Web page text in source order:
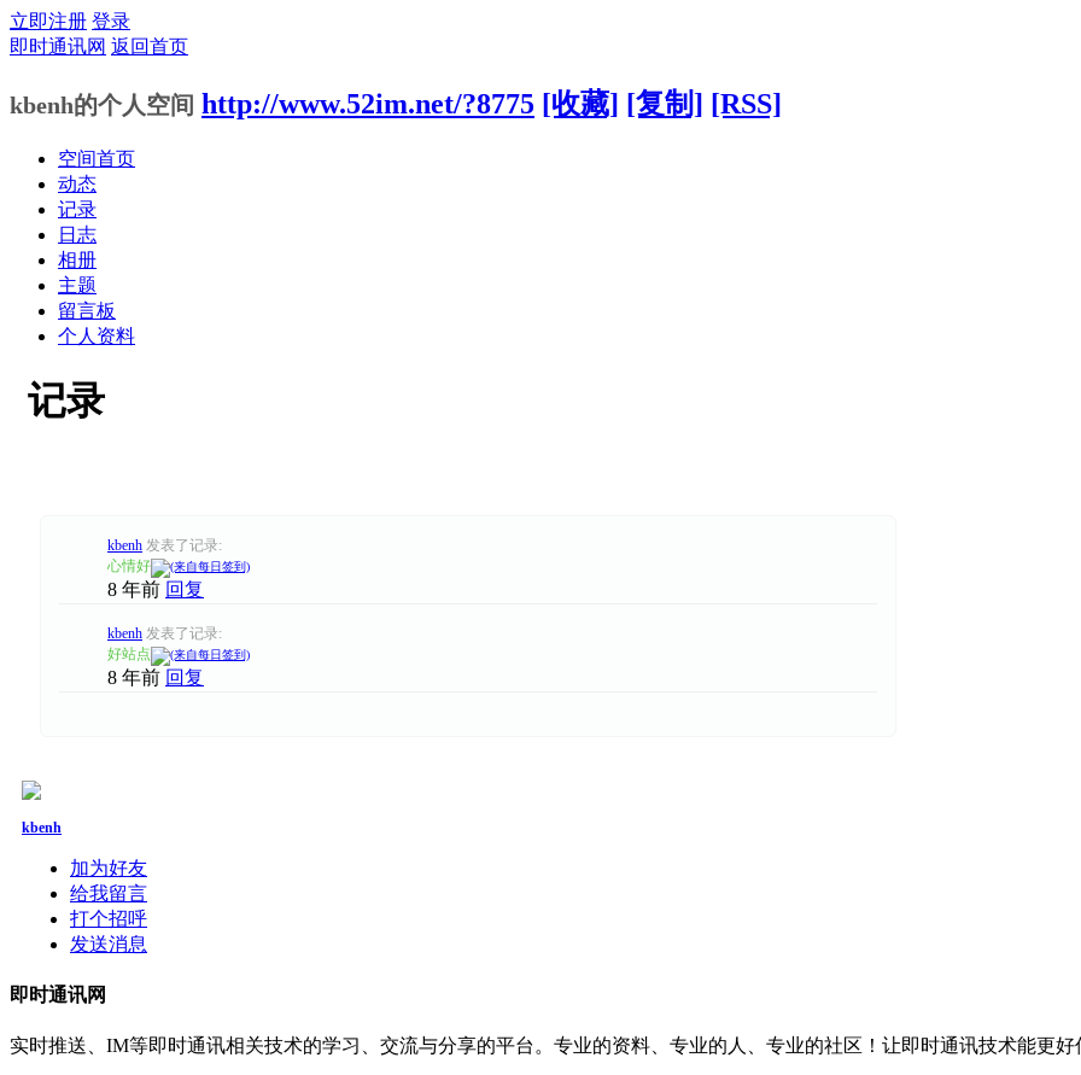
立即注册 登录
即时通讯网 返回首页
kbenh的个人空间 http://www.52im.net/?8775 [收藏] [复制] [RSS]
空间首页
动态
记录
日志
相册
主题
留言板
个人资料
记录
kbenh 发表了记录:
心情好
8 年前 回复
kbenh 发表了记录:
好站点
8 年前 回复
kbenh
加为好友
给我留言
打个招呼
发送消息
即时通讯网
实时推送、IM等即时通讯相关技术的学习、交流与分享的平台。专业的资料、专业的人、专业的社区！让即时通讯技术能更好